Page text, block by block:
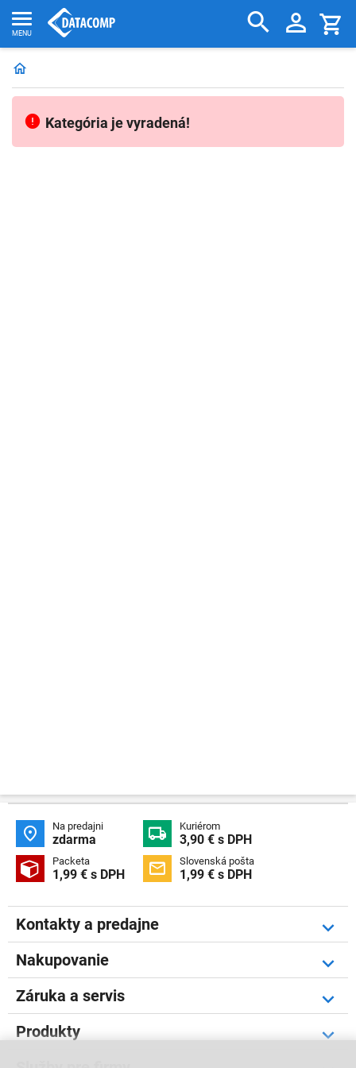
Kategória je vyradená!
 Na predajni
zdarma  Kuriérom
3,90 € s DPH
 Packeta
1,99 € s DPH  Slovenská pošta
1,99 € s DPH
Kontakty a predajne
Nakupovanie
Záruka a servis
Produkty